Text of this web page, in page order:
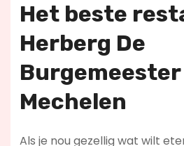
Het beste
Herberg De
Burgemeester
Mechelen
Als je nou gezellig wat wilt